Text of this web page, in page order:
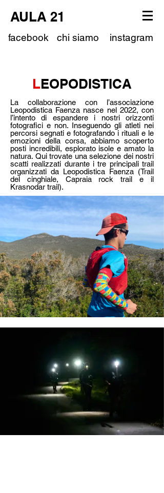
AULA 21
facebook chi siamo instagram
LEOPODISTICA
La collaborazione con l’associazione
Leopodistica Faenza nasce nel 2022, con
l’intento di espandere i nostri orizzonti
fotografici e non. Inseguendo gli atleti nei
percorsi segnati e fotografando i rituali e le
emozioni della corsa, abbiamo scoperto
posti incredibili, esplorato isole e amato la
natura. Qui trovate una selezione dei nostri
scatti realizzati durante i tre principali trail
organizzati da Leopodistica Faenza (Trail
del cinghiale, Capraia rock trail e il
Krasnodar trail).